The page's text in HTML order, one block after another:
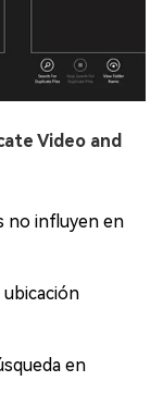
Video and
no influyen en
ubicación
en